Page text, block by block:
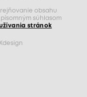
obsahu
súhlasom
stránok